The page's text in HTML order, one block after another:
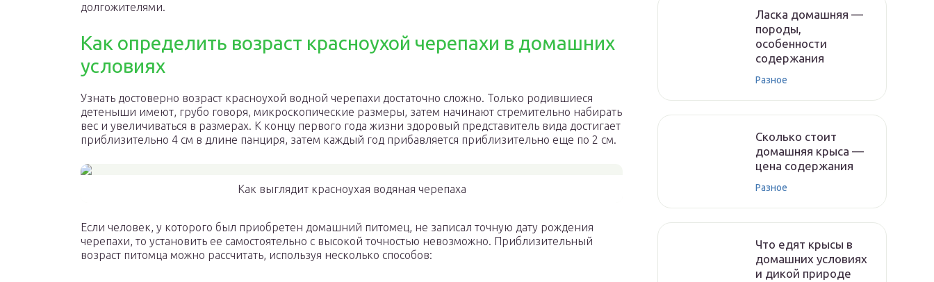
долгожителями.
Как определить возраст красноухой черепахи в домашних
условиях
Узнать достоверно возраст красноухой водной черепахи достаточно сложно. Только родившиеся
детеныши имеют, грубо говоря, микроскопические размеры, затем начинают стремительно набирать
вес и увеличиваться в размерах. К концу первого года жизни здоровый представитель вида достигает
приблизительно 4 см в длине панциря, затем каждый год прибавляется приблизительно еще по 2 см.
Как выглядит красноухая водяная черепаха
Если человек, у которого был приобретен домашний питомец, не записал точную дату рождения
черепахи, то установить ее самостоятельно с высокой точностью невозможно. Приблизительный
возраст питомца можно рассчитать, используя несколько способов:
Ласка домашняя —
породы,
особенности
содержания
Разное
Сколько стоит
домашняя крыса —
цена содержания
Разное
Что едят крысы в
домашних условиях
и дикой природе